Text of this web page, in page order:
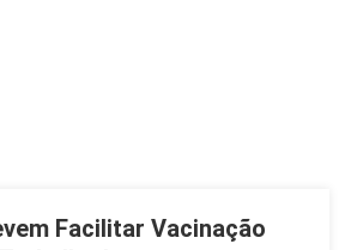
Facilitar Vacinação